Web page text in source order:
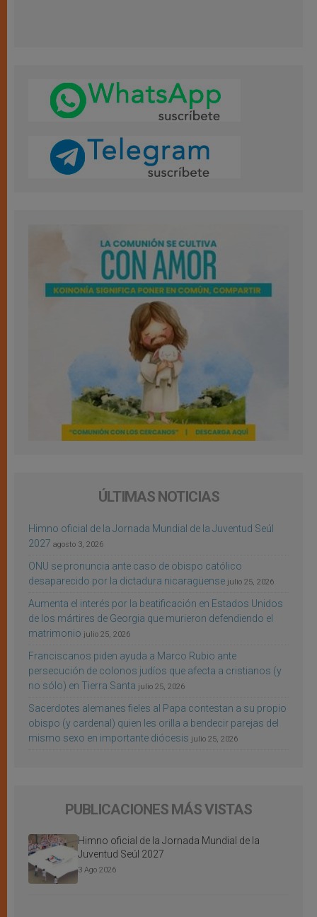
ÚLTIMAS NOTICIAS
Himno oficial de la Jornada Mundial de la Juventud Seúl
2027 agosto 3, 2026
ONU se pronuncia ante caso de obispo católico
desaparecido por la dictadura nicaragüense julio 25, 2026
Aumenta el interés por la beatificación en Estados Unidos
de los mártires de Georgia que murieron defendiendo el
matrimonio julio 25, 2026
Franciscanos piden ayuda a Marco Rubio ante
persecución de colonos judíos que afecta a cristianos (y
no sólo) en Tierra Santa julio 25, 2026
Sacerdotes alemanes fieles al Papa contestan a su propio
obispo (y cardenal) quien les orilla a bendecir parejas del
mismo sexo en importante diócesis julio 25, 2026
PUBLICACIONES MÁS VISTAS
Himno oficial de la Jornada Mundial de la
Juventud Seúl 2027
3 Ago 2026